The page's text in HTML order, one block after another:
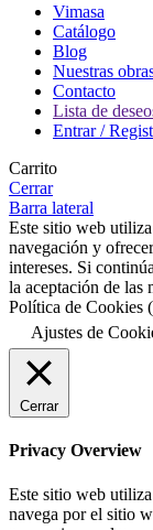
Vimasa
Catálogo
Blog
Nuestras
Contacto
Lista de
Entrar /
Carrito
Cerrar
Barra lateral
Este sitio web
navegación y
intereses. Si
la aceptación de las
Política de Cookies (
Ajustes de
Cerrar
Privacy Overview
Este sitio web
navega por el sitio